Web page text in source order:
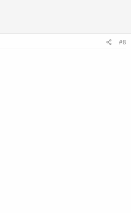
#8